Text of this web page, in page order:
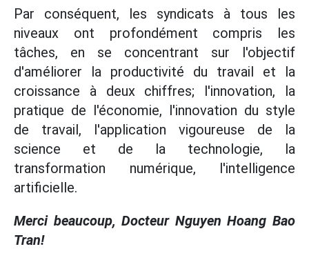
Par conséquent, les syndicats à tous les
niveaux ont profondément compris les
tâches, en se concentrant sur l'objectif
d'améliorer la productivité du travail et la
croissance à deux chiffres; l'innovation, la
pratique de l'économie, l'innovation du style
de travail, l'application vigoureuse de la
science et de la technologie, la
transformation numérique, l'intelligence
artificielle.
Merci beaucoup, Docteur Nguyen Hoang Bao
Tran!